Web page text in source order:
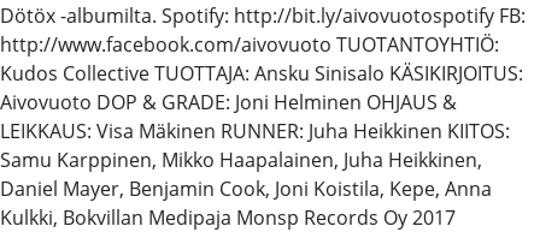
Dötöx -albumilta. Spotify: http://bit.ly/aivovuotospotify FB:
http://www.facebook.com/aivovuoto TUOTANTOYHTIÖ:
Kudos Collective TUOTTAJA: Ansku Sinisalo KÄSIKIRJOITUS:
Aivovuoto DOP & GRADE: Joni Helminen OHJAUS &
LEIKKAUS: Visa Mäkinen RUNNER: Juha Heikkinen KIITOS:
Samu Karppinen, Mikko Haapalainen, Juha Heikkinen,
Daniel Mayer, Benjamin Cook, Joni Koistila, Kepe, Anna
Kulkki, Bokvillan Medipaja Monsp Records Oy 2017